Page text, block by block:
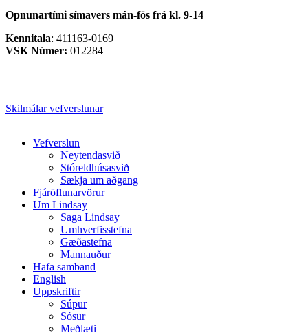
Opnunartími símavers mán-fös frá kl. 9-14
Kennitala: 411163-0169
VSK Númer: 012284
Skilmálar vefverslunar
Close
Vefverslun
Neytendasvið
Stóreldhúsasvið
Sækja um aðgang
Fjáröflunarvörur
Um Lindsay
Saga Lindsay
Umhverfisstefna
Gæðastefna
Mannauður
Hafa samband
English
Uppskriftir
Súpur
Sósur
Meðlæti